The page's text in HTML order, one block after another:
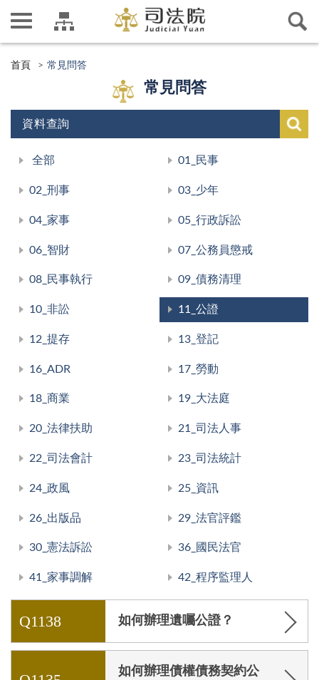
首頁 常見問答
常見問答
資料查詢
全部 01_民事
02_刑事 03_少年
04_家事 05_行政訴訟
06_智財 07_公務員懲戒
08_民事執行 09_債務清理
10_非訟 11_公證
12_提存 13_登記
16_ADR 17_勞動
18_商業 19_大法庭
20_法律扶助 21_司法人事
22_司法會計 23_司法統計
24_政風 25_資訊
26_出版品 29_法官評鑑
30_憲法訴訟 36_國民法官
41_家事調解 42_程序監理人
Q1138 如何辦理遺囑公證？
如何辦理債權債務契約公